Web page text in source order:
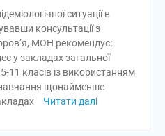
ситуації в
консультації з
МОН рекомендує:
у закладах загальної
11 класів із використанням
навчання щонайменше
Читати далі